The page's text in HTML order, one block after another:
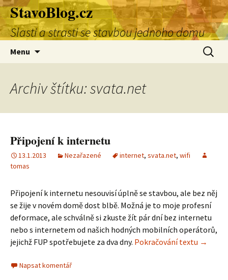
Přejít
k
obsahu
webu
StavoBlog.cz
Slasti a strasti se stavbou jednoho domu
Menu
Archiv štítku: svata.net
Připojení k internetu
13.1.2013 Nezařazené internet, svata.net, wifi
tomas
Připojení k internetu nesouvisí úplně se stavbou, ale bez něj
se žije v novém domě dost blbě. Možná je to moje profesní
deformace, ale schválně si zkuste žít pár dní bez internetu
nebo s internetem od našich hodných mobilních operátorů,
jejichž FUP spotřebujete za dva dny. Pokračování textu →
Napsat komentář